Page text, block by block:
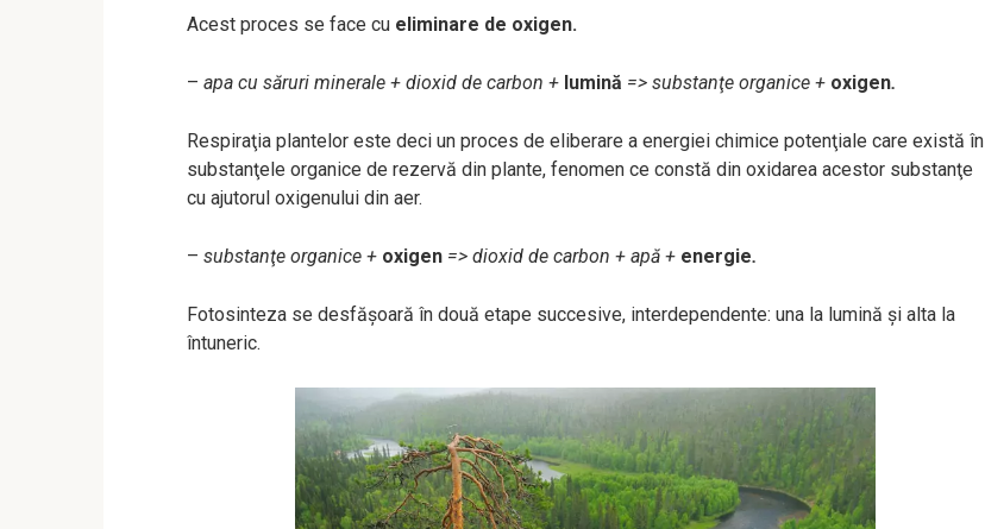
Acest proces se face cu eliminare de oxigen.
– apa cu săruri minerale + dioxid de carbon + lumină => substanţe organice + oxigen.
Respiraţia plantelor este deci un proces de eliberare a energiei chimice potenţiale care există în
substanţele organice de rezervă din plante, fenomen ce constă din oxidarea acestor substanţe
cu ajutorul oxigenului din aer.
– substanţe organice + oxigen => dioxid de carbon + apă + energie.
Fotosinteza se desfășoară în două etape succesive, interdependente: una la lumină și alta la
întuneric.